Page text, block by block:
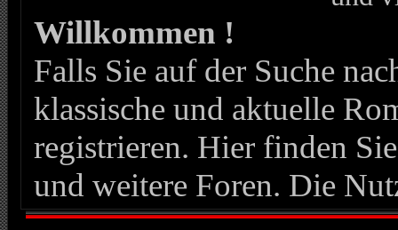
Willkommen !
Falls Sie auf der Suche
klassische und aktuelle
registrieren. Hier finden
und weitere Foren. Die